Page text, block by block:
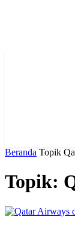
Beranda Topik
Topik: